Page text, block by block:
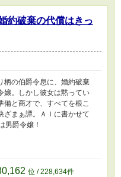
約破棄の代償はきっ
柄の伯爵令息に、婚約破棄
嬢。しかし彼女は黙ってい
備と商才で、すべてを根こ
ざまぁ譚。ＡＩに書かせて
男爵令嬢！
位 / 228,634件